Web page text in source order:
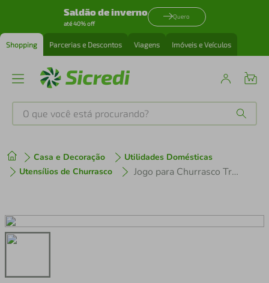
Saldão de inverno
até 40% off
Quero
Shopping Parcerias e Descontos Viagens Imóveis e Veículos
O que você está procurando?
Casa e Decoração
Utilidades Domésticas
Utensílios de Churrasco
Jogo para Churrasco Tramontina Polywood 12 Peças Vermelho - 21199796
1º tenis
3º